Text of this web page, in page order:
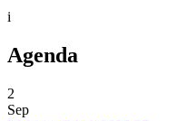
i
Agenda
2
Sep